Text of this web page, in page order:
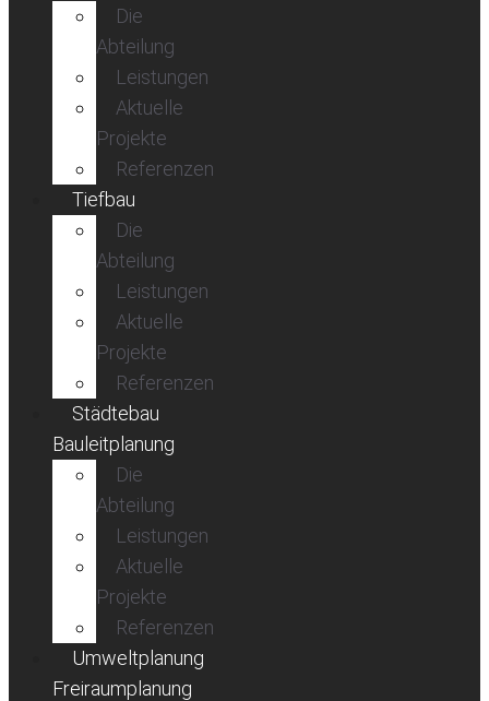
Die
Abteilung
Leistungen
Aktuelle
Projekte
Referenzen
Tiefbau
Die
Abteilung
Leistungen
Aktuelle
Projekte
Referenzen
Städtebau
Bauleitplanung
Die
Abteilung
Leistungen
Aktuelle
Projekte
Referenzen
Umweltplanung
Freiraumplanung